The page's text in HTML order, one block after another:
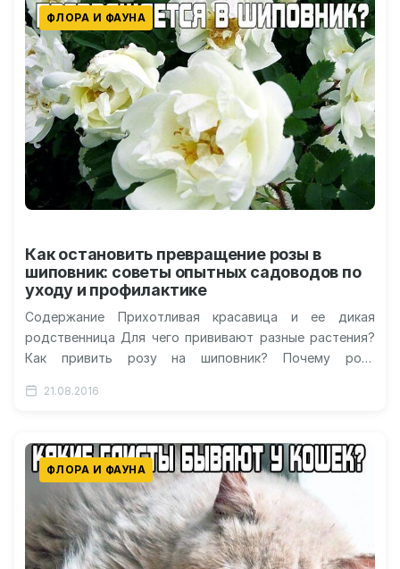
ФЛОРА И ФАУНА
Как остановить превращение розы в
шиповник: советы опытных садоводов по
уходу и профилактике
Содержание Прихотливая красавица и ее дикая
родственница Для чего прививают разные растения?
Как привить розу на шиповник? Почему роза
21.08.2016
ФЛОРА И ФАУНА